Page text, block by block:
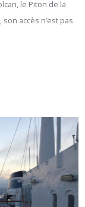
le Piton de la
accès n’est pas